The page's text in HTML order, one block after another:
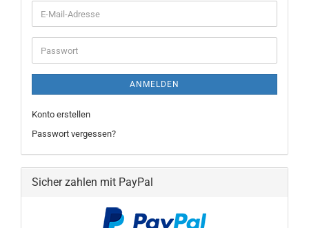
E-
Mail-
Adresse
Passwort
ANMELDEN
Konto erstellen
Passwort vergessen?
Sicher zahlen mit PayPal